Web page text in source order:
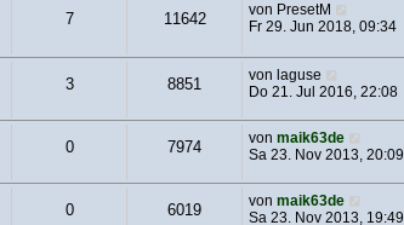
7 11642 von PresetM
Fr 29. Jun 2018, 09:34
3 8851 von laguse
Do 21. Jul 2016, 22:08
0 7974 vonmaik63de
Sa 23. Nov 2013, 20:09
0 6019 vonmaik63de
Sa 23. Nov 2013, 19:49